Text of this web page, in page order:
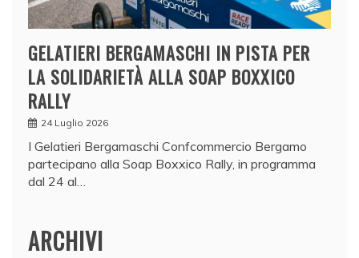
GELATIERI BERGAMASCHI IN PISTA PER
LA SOLIDARIETÀ ALLA SOAP BOXXICO
RALLY
24 Luglio 2026
I Gelatieri Bergamaschi Confcommercio Bergamo
partecipano alla Soap Boxxico Rally, in programma
dal 24 al…
ARCHIVI